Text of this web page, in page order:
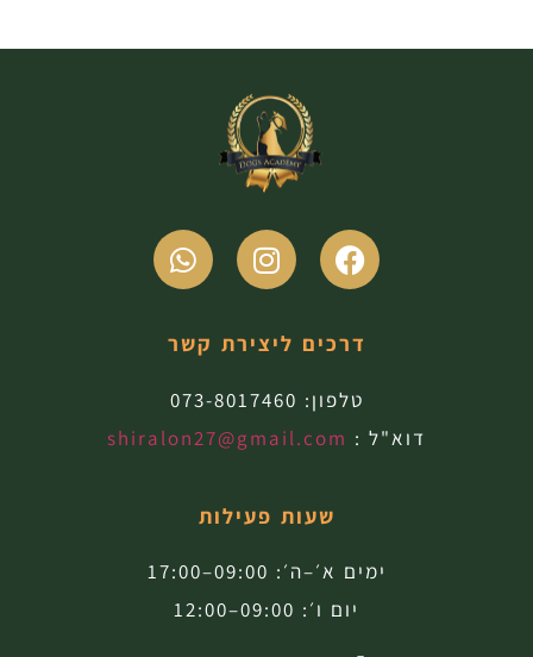
דרכים ליצירת קשר
טלפון: 073-8017460
דוא"ל : shiralon27@gmail.com
שעות פעילות
ימים א׳–ה׳: 09:00–17:00
יום ו׳: 09:00–12:00